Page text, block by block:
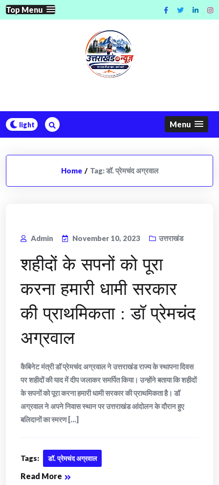
Skip
to
Top Menu
Menu
Home / Tag:डॉ. प्रेमचंद अग्रवाल
Admin November 10, 2023 उत्तराखंड
शहीदों के सपनों को पूरा
करना हमारी धामी सरकार
की प्राथमिकता : डॉ प्रेमचंद
अग्रवाल
कैबिनेट मंत्री डॉ प्रेमचंद अग्रवाल ने उत्तराखंड राज्य के स्थापना दिवस
पर शहीदों की याद में दीप जलाकर समर्पित किया। उन्होंने बताया कि शहीदों
के सपनों को पूरा करना हमारी धामी सरकार की प्राथमिकता है। डॉ
अग्रवाल ने अपने निवास स्थान पर उत्तराखंड आंदोलन के दौरान हुए
बलिदानों का स्मरण [...]
Tags: डॉ. प्रेमचंद अग्रवाल
Read More